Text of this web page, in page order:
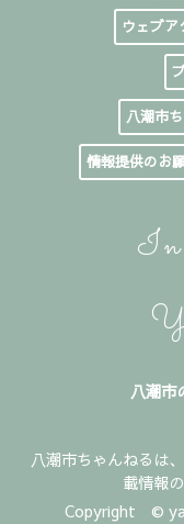
ウェブ
八潮市
情報提供のお
八潮市
八潮市ちゃんねるは、
載情報
Copyright ©